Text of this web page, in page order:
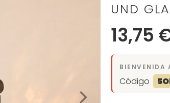
UND
13,75
BIENVENIDA
Código